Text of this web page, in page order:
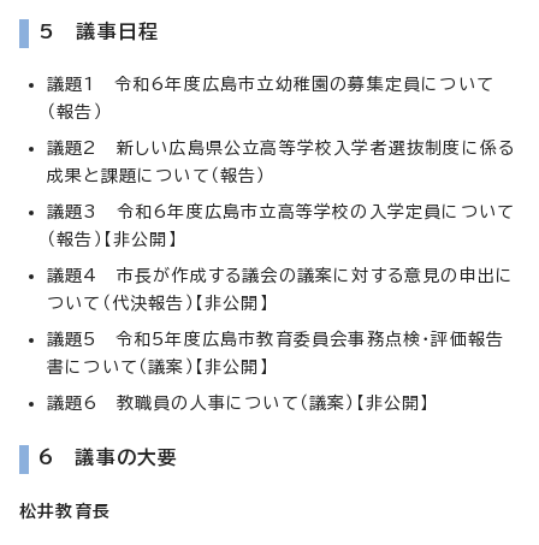
5 議事日程
議題1 令和6年度広島市立幼稚園の募集定員について
（報告）
議題2 新しい広島県公立高等学校入学者選抜制度に係る
成果と課題について（報告）
議題3 令和6年度広島市立高等学校の入学定員について
（報告）【非公開】
議題4 市長が作成する議会の議案に対する意見の申出に
ついて（代決報告）【非公開】
議題5 令和5年度広島市教育委員会事務点検・評価報告
書について（議案）【非公開】
議題6 教職員の人事について（議案）【非公開】
6 議事の大要
松井教育長